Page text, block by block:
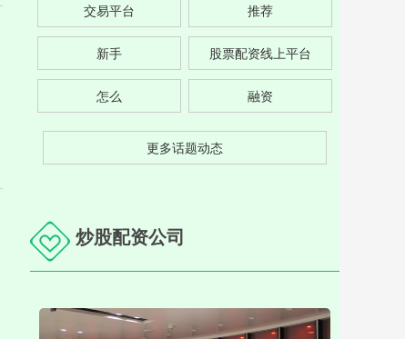
交易平台 推荐
新手 股票配资线上平台
怎么 融资
更多话题动态
炒股配资公司